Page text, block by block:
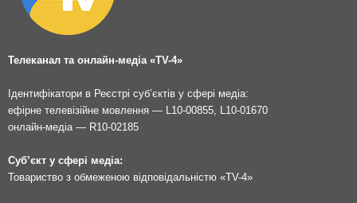
Телеканал та онлайн-медіа «TV-4»
Ідентифікатори в Реєстрі суб’єктів у сфері медіа:
ефірне телевізійне мовлення — L10-00855, L10-01670
онлайн-медіа — R10-02185
Суб’єкт у сфері медіа:
Товариство з обмеженою відповідальністю «TV-4»